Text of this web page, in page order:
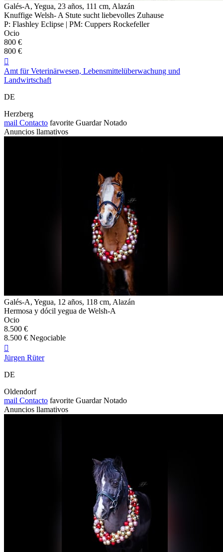
Galés-A, Yegua, 23 años, 111 cm, Alazán
Knuffige Welsh- A Stute sucht liebevolles Zuhause
P: Flashley Eclipse | PM: Cuppers Rockefeller
Ocio
800 €
800 €

Amt für Veterinärwesen, Lebensmittelüberwachung und
Landwirtschaft
DE
Herzberg
mail Contacto favorite Guardar Notado
Anuncios llamativos
Galés-A, Yegua, 12 años, 118 cm, Alazán
Hermosa y dócil yegua de Welsh-A
Ocio
8.500 €
8.500 € Negociable

Jürgen Rüter
DE
Oldendorf
mail Contacto favorite Guardar Notado
Anuncios llamativos